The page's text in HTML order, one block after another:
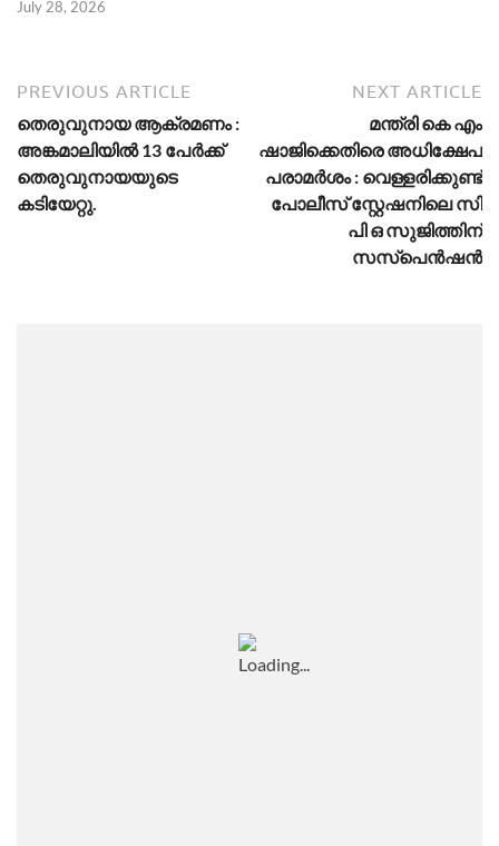
July 28, 2026
PREVIOUS ARTICLE
തെരുവുനായ ആക്രമണം :
അങ്കമാലിയില്‍ 13 പേര്‍ക്ക്
തെരുവുനായയുടെ
കടിയേറ്റു.
NEXT ARTICLE
മന്ത്രി കെ എം
ഷാജിക്കെതിരെ അധിക്ഷേപ
പരാമർശം : വെള്ളരിക്കുണ്ട്
പോലീസ് സ്റ്റേഷനിലെ സി
പി ഒ സുജിത്തിന്
സസ്‌പെന്‍ഷന്‍